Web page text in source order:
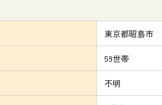
東京都昭島市
59世帯
不明